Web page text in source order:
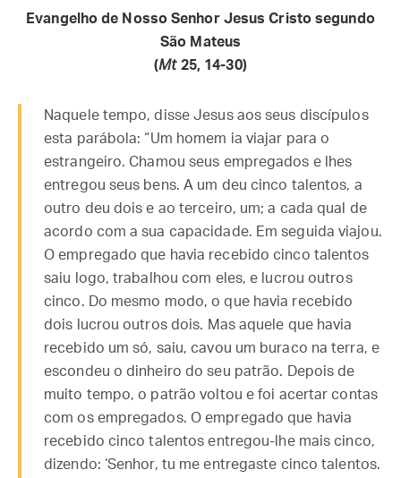
Evangelho de Nosso Senhor Jesus Cristo segundo
São Mateus
(Mt 25, 14-30)
Naquele tempo, disse Jesus aos seus discípulos
esta parábola: “Um homem ia viajar para o
estrangeiro. Chamou seus empregados e lhes
entregou seus bens. A um deu cinco talentos, a
outro deu dois e ao terceiro, um; a cada qual de
acordo com a sua capacidade. Em seguida viajou.
O empregado que havia recebido cinco talentos
saiu logo, trabalhou com eles, e lucrou outros
cinco. Do mesmo modo, o que havia recebido
dois lucrou outros dois. Mas aquele que havia
recebido um só, saiu, cavou um buraco na terra, e
escondeu o dinheiro do seu patrão. Depois de
muito tempo, o patrão voltou e foi acertar contas
com os empregados. O empregado que havia
recebido cinco talentos entregou-lhe mais cinco,
dizendo: ‘Senhor, tu me entregaste cinco talentos.